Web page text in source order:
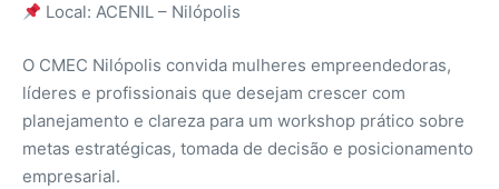
Local: ACENIL – Nilópolis
O CMEC Nilópolis convida mulheres empreendedoras,
líderes e profissionais que desejam crescer com
planejamento e clareza para um workshop prático sobre
metas estratégicas, tomada de decisão e posicionamento
empresarial.